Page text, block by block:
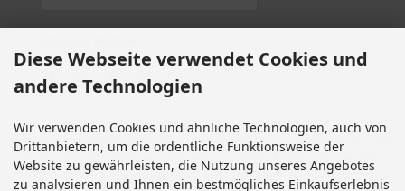
Alle Preise inkl. gesetzl. MwSt. zzgl. Versandkosten . Die durchgestrichenen Preise
entsprechen dem bisherigen Preis bei Motorradteile & Motorrad Ersatzteile.
Motorradteile & Motorrad Ersatzteile © 2026 | Template © 2009-2026 by modified
Diese Webseite verwendet Cookies und
andere Technologien
Wir verwenden Cookies und ähnliche Technologien, auch von
Drittanbietern, um die ordentliche Funktionsweise der
Website zu gewährleisten, die Nutzung unseres Angebotes
zu analysieren und Ihnen ein bestmögliches Einkaufserlebnis